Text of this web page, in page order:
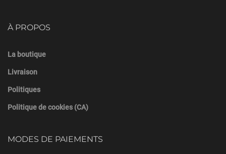
À PROPOS
La boutique
Livraison
Politiques
Politique de cookies (CA)
MODES DE PAIEMENTS